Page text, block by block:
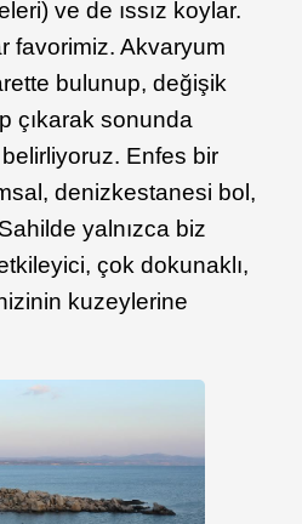
ve de ıssız koylar.
favorimiz. Akvaryum
bulunup, değişik
çıkarak sonunda
Enfes bir
denizkestanesi bol,
yalnızca biz
çok dokunaklı,
kuzeylerine